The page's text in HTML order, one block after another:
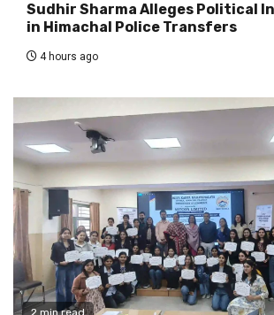
Sudhir Sharma Alleges Political
in Himachal Police Transfers
4 hours ago